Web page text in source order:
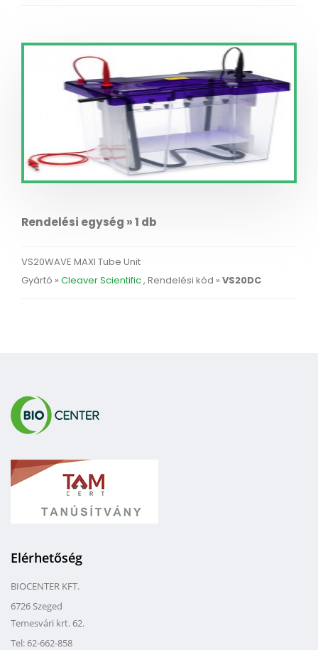
Rendelési egység » 1 db
VS20WAVE MAXI Tube Unit
Gyártó » Cleaver Scientific, Rendelési kód » VS20DC
Elérhetőség
BIOCENTER KFT.
6726 Szeged
Temesvári krt. 62.
Tel: 62-662-858